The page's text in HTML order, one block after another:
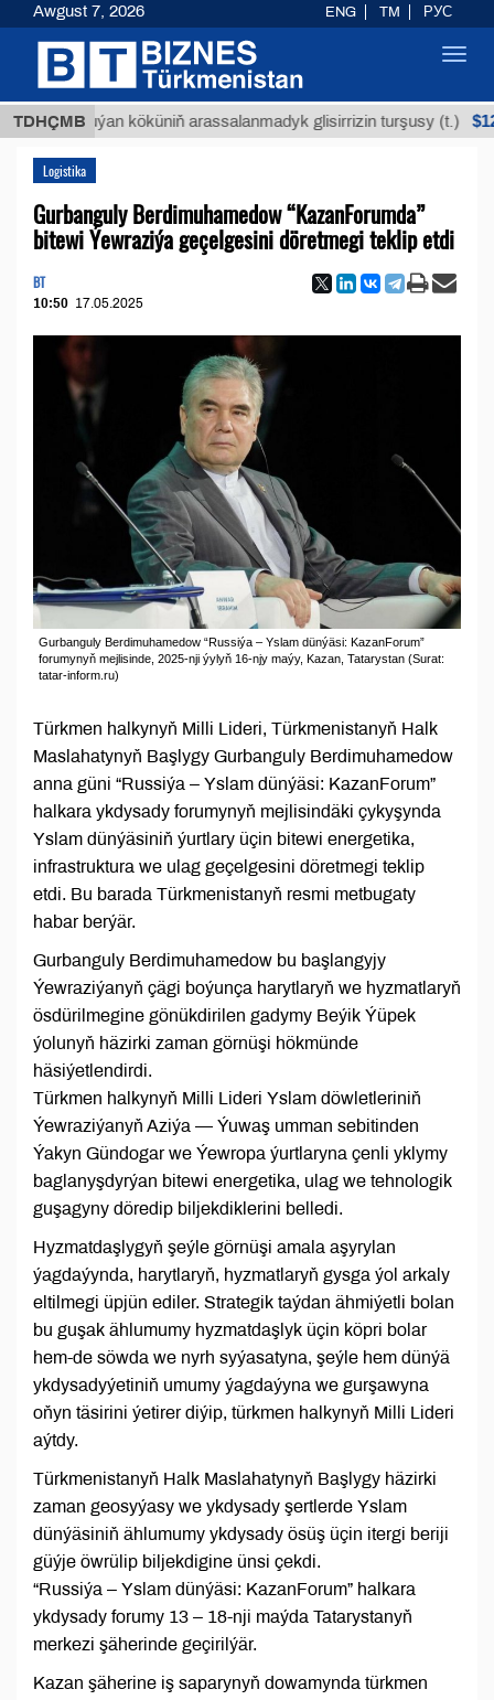
TDHÇMB
Buýan köküniň arassalanmadyk glisirrizin turşusy (t.) $12935,18
Logistika
Gurbanguly Berdimuhamedow “KazanForumda”
bitewi Ýewraziýa geçelgesini döretmegi teklip etdi
BT
10:50 17.05.2025
Gurbanguly Berdimuhamedow “Russiýa – Yslam dünýäsi: KazanForum”
forumynyň mejlisinde, 2025-nji ýylyň 16-njy maýy, Kazan, Tatarystan (Surat:
tatar-inform.ru)
Türkmen halkynyň Milli Lideri, Türkmenistanyň Halk
Maslahatynyň Başlygy Gurbanguly Berdimuhamedow
anna güni “Russiýa – Yslam dünýäsi: KazanForum”
halkara ykdysady forumynyň mejlisindäki çykyşynda
Yslam dünýäsiniň ýurtlary üçin bitewi energetika,
infrastruktura we ulag geçelgesini döretmegi teklip
etdi. Bu barada Türkmenistanyň resmi metbugaty
habar berýär.
Gurbanguly Berdimuhamedow bu başlangyjy
Ýewraziýanyň çägi boýunça harytlaryň we hyzmatlaryň
ösdürilmegine gönükdirilen gadymy Beýik Ýüpek
ýolunyň häzirki zaman görnüşi hökmünde
häsiýetlendirdi.
Türkmen halkynyň Milli Lideri Yslam döwletleriniň
Ýewraziýanyň Aziýa — Ýuwaş umman sebitinden
Ýakyn Gündogar we Ýewropa ýurtlaryna çenli yklymy
baglanyşdyrýan bitewi energetika, ulag we tehnologik
guşagyny döredip biljekdiklerini belledi.
Hyzmatdaşlygyň şeýle görnüşi amala aşyrylan
ýagdaýynda, harytlaryň, hyzmatlaryň gysga ýol arkaly
eltilmegi üpjün ediler. Strategik taýdan ähmiýetli bolan
bu guşak ählumumy hyzmatdaşlyk üçin köpri bolar
hem-de söwda we nyrh syýasatyna, şeýle hem dünýä
ykdysadyýetiniň umumy ýagdaýyna we gurşawyna
oňyn täsirini ýetirer diýip, türkmen halkynyň Milli Lideri
aýtdy.
Türkmenistanyň Halk Maslahatynyň Başlygy häzirki
zaman geosyýasy we ykdysady şertlerde Yslam
dünýäsiniň ählumumy ykdysady ösüş üçin itergi beriji
güýje öwrülip biljekdigine ünsi çekdi.
“Russiýa – Yslam dünýäsi: KazanForum” halkara
ykdysady forumy 13 – 18-nji maýda Tatarystanyň
merkezi şäherinde geçirilýär.
Kazan şäherine iş saparynyň dowamynda türkmen
Awgust 7, 2026 ENG TM РУС